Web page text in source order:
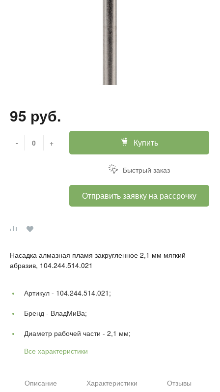
95 руб.
- + Купить
Быстрый заказ
Отправить заявку на рассрочку
Насадка алмазная пламя закругленное 2,1 мм мягкий
абразив, 104.244.514.021
Артикул - 104.244.514.021;
Бренд - ВладМиВа;
Диаметр рабочей части - 2,1 мм;
Все характеристики
Описание Характеристики Отзывы